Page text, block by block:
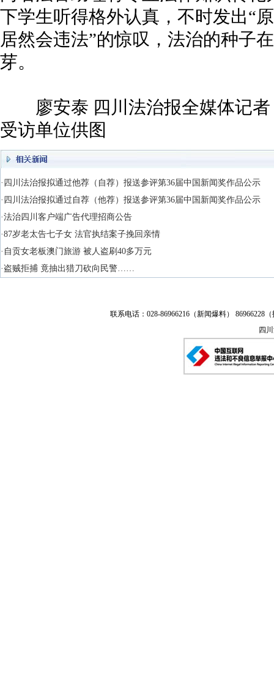
下学生听得格外认真，不时发出“
居然会违法”的惊叹，法治的种子
芽。
廖安泰 四川法治报全媒体记者
受访单位供图
·四川法治报拟通过他荐（自荐）报送参评第36届中国新闻奖作品公示
·四川法治报拟通过自荐（他荐）报送参评第36届中国新闻奖作品公示
·法治四川客户端广告代理招商公告
·87岁老太告七子女 法官执结案子挽回亲情
·自贡女老板澳门旅游 被人盗刷40多万元
·盗贼拒捕 竟抽出猎刀砍向民警……
联系电话：028-86966216（新闻爆料） 86966228
四